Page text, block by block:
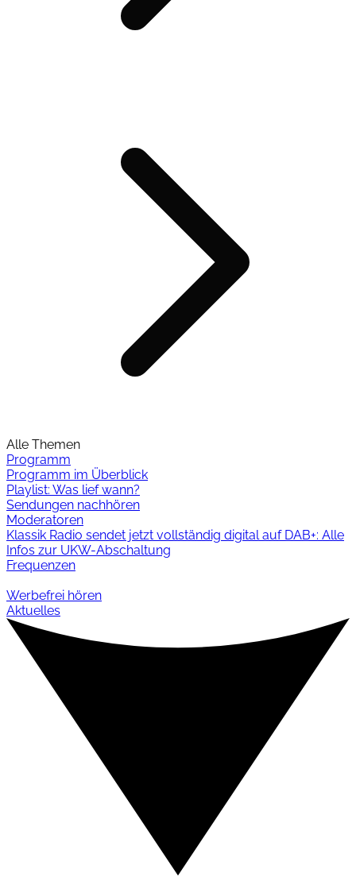
Alle Themen
Programm
Programm im Überblick
Playlist: Was lief wann?
Sendungen nachhören
Moderatoren
Klassik Radio sendet jetzt vollständig digital auf DAB+: Alle
Infos zur UKW-Abschaltung
Frequenzen
Werbefrei hören
Aktuelles